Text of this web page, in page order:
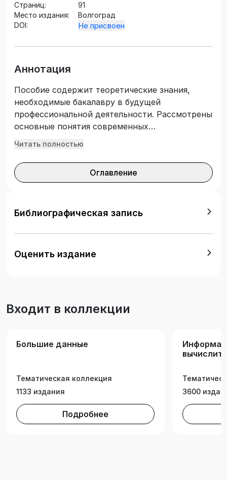
Страниц:
91
Место издания:
Волгоград
DOI:
Не присвоен
Аннотация
Пособие содержит теоретические знания,
необходимые бакалавру в будущей
профессиональной деятельности. Рассмотрены
основные понятия современных
информационных технологий, показаны
лингвистических исследований, практической
обработке текстов на базе персональных
Может быть полезно преподавателям
Читать полностью
Оглавление
Библиографическая запись
Оценить издание
Входит в коллекции
Большие данные
Тематическая коллекция
1133 издания
Подробнее
3600